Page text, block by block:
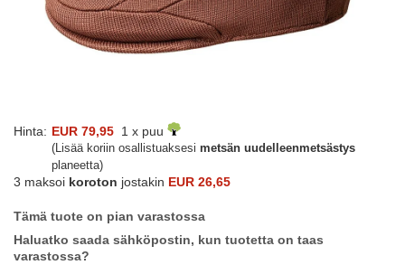
Hinta: EUR 79,95 1 x puu
(Lisää koriin osallistuaksesi metsän uudelleenmetsästys
planeetta)
3 maksoi koroton jostakin EUR 26,65
Tämä tuote on pian varastossa
Haluatko saada sähköpostin, kun tuotetta on taas
varastossa?